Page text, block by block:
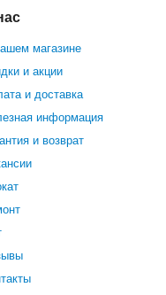
магазине
и акции
и доставка
информация
и возврат